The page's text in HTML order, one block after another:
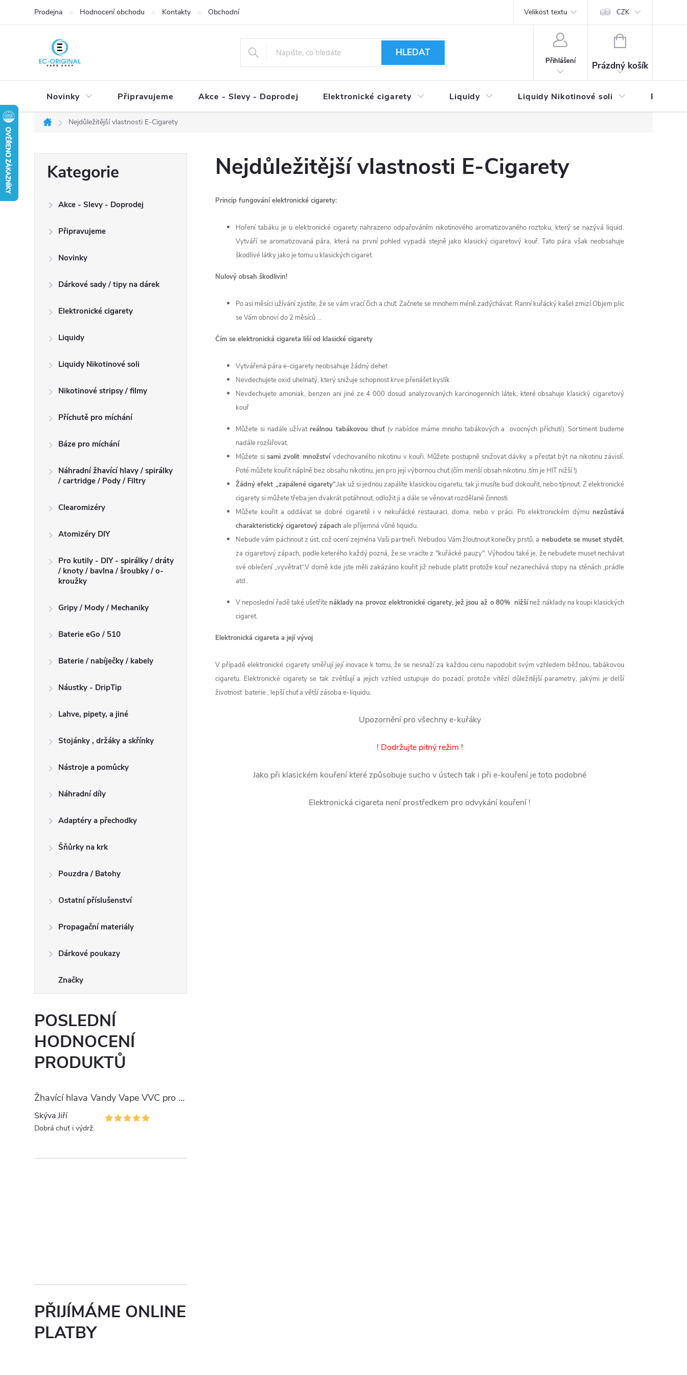
Prodejna Hodnocení obchodu Kontakty Obchodní podmínky Reklamační řád Vrácení zboží a reklamace
Velikost textu CZK
HLEDAT
Přihlášení
NÁKUPNÍ
Prázdný košík
Novinky Připravujeme Akce - Slevy - Doprodej Elektronické cigarety Liquidy Liquidy Nikotinové soli
Domů
Nejdůležitější vlastnosti E-Cigarety
kategorie
Kategorie
Akce - Slevy - Doprodej
Připravujeme
Novinky
Dárkové sady / tipy na dárek
Elektronické cigarety
Liquidy
Liquidy Nikotinové soli
Nikotinové stripsy / filmy
Příchutě pro míchání
Báze pro míchání
Náhradní žhavící hlavy / spirálky
/ cartridge / Pody / Filtry
Clearomizéry
Atomizéry DIY
Pro kutily - DIY - spirálky / dráty
/ knoty / bavlna / šroubky / o-
kroužky
Gripy / Mody / Mechaniky
Baterie eGo / 510
Baterie / nabíječky / kabely
Náustky - DripTip
Lahve, pipety, a jiné
Stojánky , držáky a skřínky
Nástroje a pomůcky
Náhradní díly
Adaptéry a přechodky
Šňůrky na krk
Pouzdra / Batohy
Ostatní příslušenství
Propagační materiály
Dárkové poukazy
Značky
POSLEDNÍ
HODNOCENÍ
PRODUKTŮ
Žhavící hlava Vandy Vape VVC pro PULSE
Skýva Jiří
Dobrá chuť i výdrž
PŘIJÍMÁME ONLINE
PLATBY
Nejdůležitější vlastnosti E-Cigarety
Princip fungování elektronické cigarety:
Hoření tabáku je u elektronické cigarety nahrazeno odpařováním nikotinového aromatizovaného roztoku, který se nazývá liquid.
Vytváří se aromatizovaná pára, která na první pohled vypadá stejně jako klasický cigaretový kouř. Tato pára však neobsahuje
škodlivé látky jako je tomu u klasických cigaret.
Nulový obsah škodlivin!
Po asi měsíci užívání zjistíte, že se vám vrací čich a chuť. Začnete se mnohem méně zadýchávat. Ranní kuřácký kašel zmizí.Objem plic
se Vám obnoví do 2 měsíců ...
Čím se elektronická cigareta liší od klasické cigarety
Vytvářená pára e-cigarety neobsahuje žádný dehet
Nevdechujete oxid uhelnatý, který snižuje schopnost krve přenášet kyslík
Nevdechujete amoniak, benzen ani jiné ze 4 000 dosud analyzovaných karcinogenních látek, které obsahuje klasický cigaretový
kouř
Můžete si nadále užívatreálnou tabákovou chuť(v nabídce máme mnoho tabákových a ovocných příchutí). Sortiment budeme
nadále rozšiřovat.
Můžete si sami zvolit množství vdechovaného nikotinu v kouři. Můžete postupně snižovat dávky a přestat být na nikotinu závislí.
Poté můžete kouřit náplně bez obsahu nikotinu, jen pro její výbornou chuť.(čím menší obsah nikotinu ,tím je HIT nižší !)
Žádný efekt „zapálené cigarety“.Jak už si jednou zapálíte klasickou cigaretu, tak ji musíte buď dokouřit, nebo típnout. Z elektronické
cigarety si můžete třeba jen dvakrát potáhnout, odložit ji a dále se věnovat rozdělané činnosti.
Můžete kouřit a oddávat se dobré cigaretě i v nekuřácké restauraci, doma, nebo v práci. Po elektronickém dýmunezůstává
charakteristický cigaretový zápach ale příjemná vůně liquidu.
Nebude vám páchnout z úst, což ocení zejména Vaši partneři. Nebudou Vám žloutnout konečky prstů, a nebudete se muset stydět,
za cigaretový zápach, podle keterého každý pozná, že se vracíte z "kuřácké pauzy". Výhodou také je, že nebudete muset nechávat
své oblečení „vyvětrat“.V domě kde jste měli zakázáno kouřit již nebude platit protože kouř nezanechává stopy na stěnách ,prádle
atd..
V neposlední řadě také ušetřítenáklady na provoz elektronické cigarety, jež jsou až o 80% nižšínež náklady na koupi klasických
cigaret.
Elektronická cigareta a její vývoj
V případě elektronické cigarety směřují její inovace k tomu, že se nesnaží za každou cenu napodobit svým vzhledem běžnou, tabákovou
cigaretu. Elektronické cigarety se tak zvětšují a jejich vzhled ustupuje do pozadí, protože vítězí důležitější parametry, jakými je delší
životnost baterie , lepší chuť a větší zásoba e-liquidu.
Upozornění pro všechny e-kuřáky
! Dodržujte pitný režim !
Jako při klasickém kouření které způsobuje sucho v ústech tak i při e-kouření je toto podobné
Elektronická cigareta není prostředkem pro odvykání kouření !